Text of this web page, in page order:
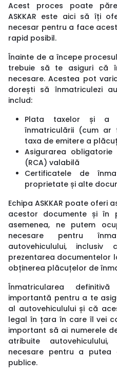
Acest proces poate
ASKKAR este aici să îți
necesar pentru a face
rapid posibil.
Înainte de a începe
trebuie să te asiguri că
necesare. Acestea pot
dorești să înmatriculezi
includ:
Plata taxelor și a
înmatriculării (cum
taxa de emitere a
Asigurarea
(RCA) valabilă
Certificatele de
proprietate și alte
Echipa ASKKAR poate oferi
acestor documente și în
asemenea, ne putem
necesare pentru
autovehiculului, inclusiv
prezentarea documentelor
obținerea plăcuțelor de
Înmatricularea
importantă pentru a te
al autovehiculului și că
legal în țara în care îl vei
important să ai numerele
atribuite
necesare pentru a putea
publice.